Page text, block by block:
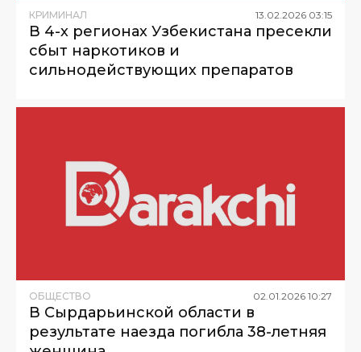
КРИМИНАЛ 13.02.2026 03:15
В 4-х регионах Узбекистана пресекли
сбыт наркотиков и
сильнодействующих препаратов
ОБЩЕСТВО 02 01 2026 10:27
В Сырдарьинской области в
результате наезда погибла 38-летняя